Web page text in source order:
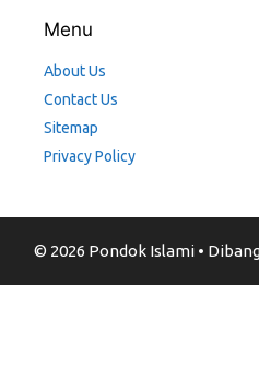
Menu
About Us
Contact Us
Sitemap
Privacy Policy
© 2026 Pondok Islami•